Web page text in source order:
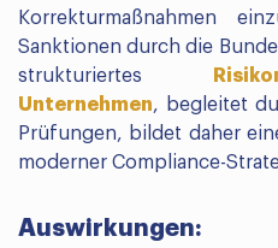
Korrekturmaßnahmen
Sanktionen durch die
strukturiertes
Unternehmen, begleitet
Prüfungen, bildet daher
moderner Compliance-
Auswirkungen: